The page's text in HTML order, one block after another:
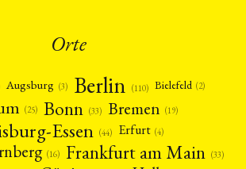
Orte
Augsburg (3) Berlin (110) Bielefeld (2)
(25) Bonn (33) Bremen (19)
Essen (44) Erfurt (4)
(16) Frankfurt am Main (33)